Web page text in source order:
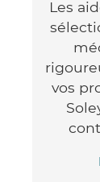
Les
vos